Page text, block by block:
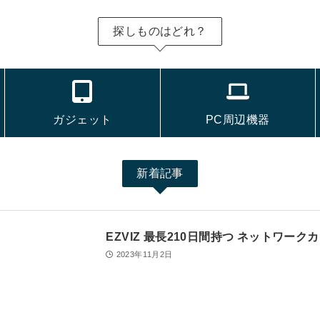
探しものはどれ？
ガジェット PC周辺機器
新着記事
EZVIZ 最長210日間持つ ネットワークカ
2023年11月2日